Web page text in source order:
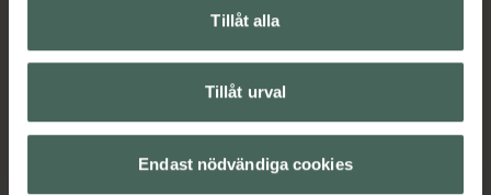
Tillåt alla
Tillåt urval
Endast nödvändiga cookies
Upptäck flera produkter inom
Ansiktsvård
Exfoliering för ansiktet
Hudvård